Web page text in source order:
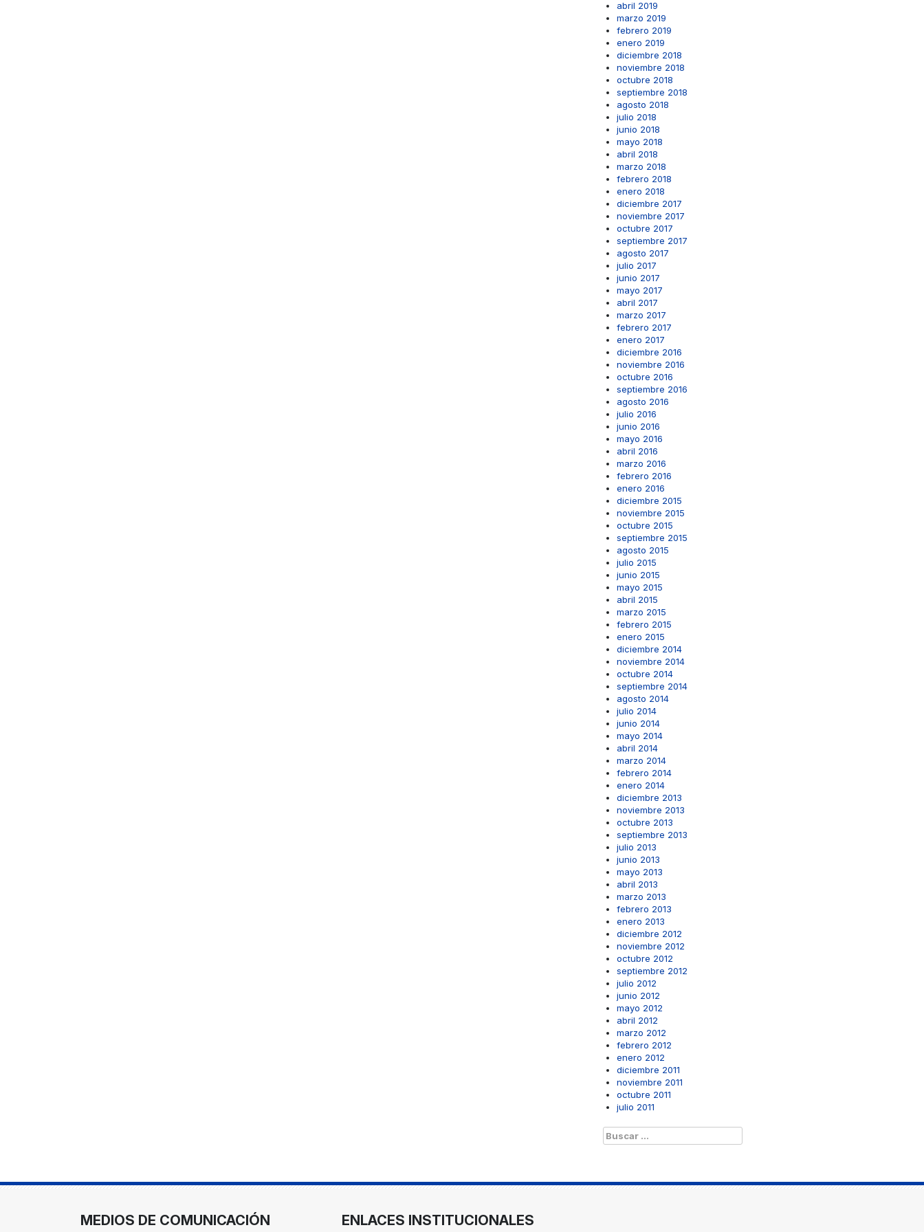
abril 2019
marzo 2019
febrero 2019
enero 2019
diciembre 2018
noviembre 2018
octubre 2018
septiembre 2018
agosto 2018
julio 2018
junio 2018
mayo 2018
abril 2018
marzo 2018
febrero 2018
enero 2018
diciembre 2017
noviembre 2017
octubre 2017
septiembre 2017
agosto 2017
julio 2017
junio 2017
mayo 2017
abril 2017
marzo 2017
febrero 2017
enero 2017
diciembre 2016
noviembre 2016
octubre 2016
septiembre 2016
agosto 2016
julio 2016
junio 2016
mayo 2016
abril 2016
marzo 2016
febrero 2016
enero 2016
diciembre 2015
noviembre 2015
octubre 2015
septiembre 2015
agosto 2015
julio 2015
junio 2015
mayo 2015
abril 2015
marzo 2015
febrero 2015
enero 2015
diciembre 2014
noviembre 2014
octubre 2014
septiembre 2014
agosto 2014
julio 2014
junio 2014
mayo 2014
abril 2014
marzo 2014
febrero 2014
enero 2014
diciembre 2013
noviembre 2013
octubre 2013
septiembre 2013
julio 2013
junio 2013
mayo 2013
abril 2013
marzo 2013
febrero 2013
enero 2013
diciembre 2012
noviembre 2012
octubre 2012
septiembre 2012
julio 2012
junio 2012
mayo 2012
abril 2012
marzo 2012
febrero 2012
enero 2012
diciembre 2011
noviembre 2011
octubre 2011
julio 2011
Buscar:
MEDIOS DE COMUNICACIÓN ENLACES INSTITUCIONALES